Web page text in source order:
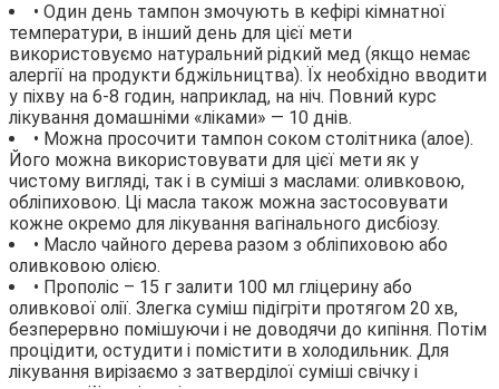
• Один день тампон змочують в кефірі кімнатної
температури, в інший день для цієї мети
використовуємо натуральний рідкий мед (якщо немає
алергії на продукти бджільництва). Їх необхідно вводити
у піхву на 6-8 годин, наприклад, на ніч. Повний курс
лікування домашніми «ліками» — 10 днів.
• Можна просочити тампон соком столітника (алое).
Його можна використовувати для цієї мети як у
чистому вигляді, так і в суміші з маслами: оливковою,
обліпиховою. Ці масла також можна застосовувати
кожне окремо для лікування вагінального дисбіозу.
• Масло чайного дерева разом з обліпиховою або
оливковою олією.
• Прополіс – 15 г залити 100 мл гліцерину або
оливкової олії. Злегка суміш підігріти протягом 20 хв,
безперервно помішуючи і не доводячи до кипіння. Потім
процідити, остудити і помістити в холодильник. Для
лікування вирізаємо з затверділої суміші свічку і